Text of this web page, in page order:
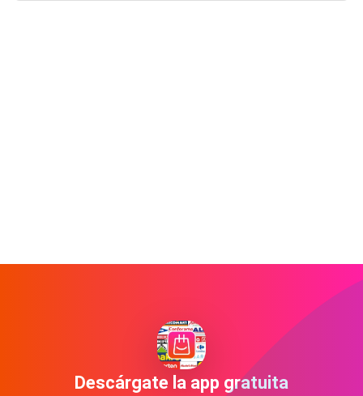
Descárgate la app gratuita